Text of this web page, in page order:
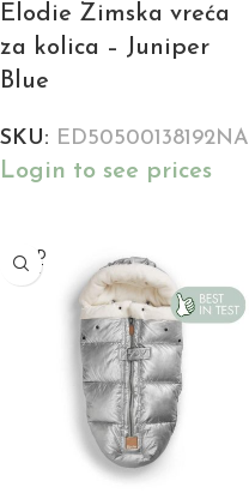
Elodie Zimska vreća
za kolica – Juniper
Blue
SKU: ED50500138192NA
Login to see prices
SOLD
OUT